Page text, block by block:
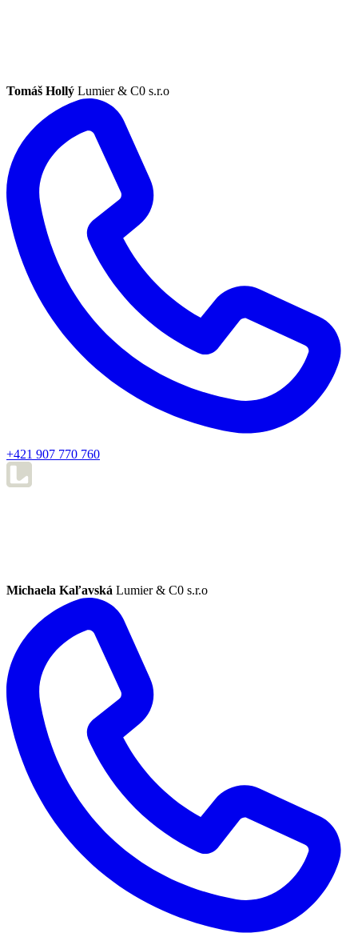
Tomáš Hollý Lumier & C0 s.r.o
+421 907 770 760
Michaela Kaľavská Lumier & C0 s.r.o